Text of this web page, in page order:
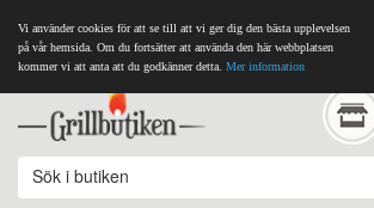
Vi använder cookies för att se till att vi ger dig den bästa upplevelsen
på vår hemsida. Om du fortsätter att använda den här webbplatsen
kommer vi att anta att du godkänner detta. Mer information